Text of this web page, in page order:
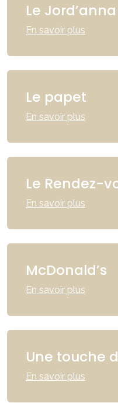
Le Jord’anna
En savoir plus
Le papet
En savoir plus
Le Rendez-
En savoir plus
McDonald’s
En savoir plus
Une touche
En savoir plus